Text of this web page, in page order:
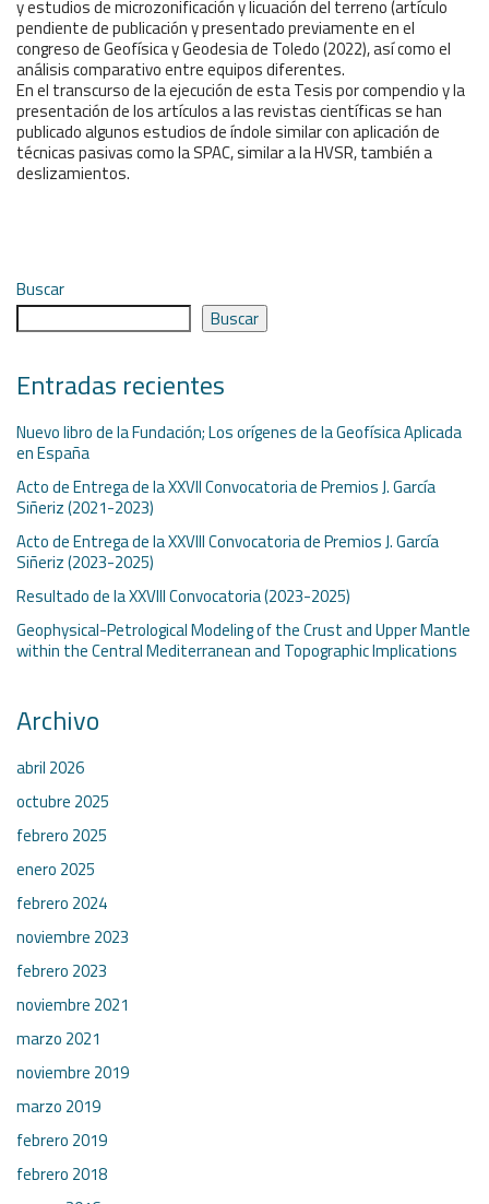
y estudios de microzonificación y licuación del terreno (artículo
pendiente de publicación y presentado previamente en el
congreso de Geofísica y Geodesia de Toledo (2022), así como el
análisis comparativo entre equipos diferentes.
En el transcurso de la ejecución de esta Tesis por compendio y la
presentación de los artículos a las revistas científicas se han
publicado algunos estudios de índole similar con aplicación de
técnicas pasivas como la SPAC, similar a la HVSR, también a
deslizamientos.
Buscar
Buscar
Entradas recientes
Nuevo libro de la Fundación; Los orígenes de la Geofísica Aplicada
en España
Acto de Entrega de la XXVII Convocatoria de Premios J. García
Siñeriz (2021-2023)
Acto de Entrega de la XXVIII Convocatoria de Premios J. García
Siñeriz (2023-2025)
Resultado de la XXVIII Convocatoria (2023-2025)
Geophysical-Petrological Modeling of the Crust and Upper Mantle
within the Central Mediterranean and Topographic Implications
Archivo
abril 2026
octubre 2025
febrero 2025
enero 2025
febrero 2024
noviembre 2023
febrero 2023
noviembre 2021
marzo 2021
noviembre 2019
marzo 2019
febrero 2019
febrero 2018